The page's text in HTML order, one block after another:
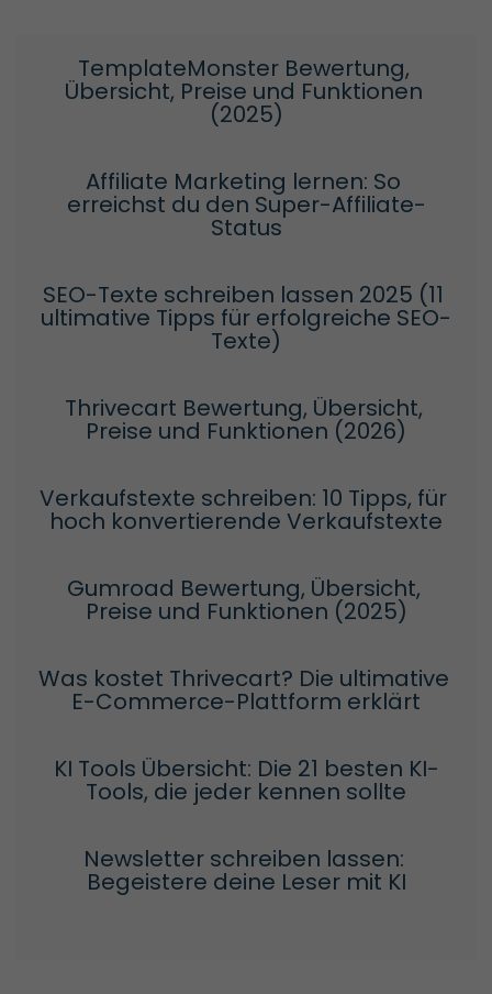
TemplateMonster Bewertung,
Übersicht, Preise und Funktionen
(2025)
Affiliate Marketing lernen: So
erreichst du den Super-Affiliate-
Status
SEO-Texte schreiben lassen 2025 (11
ultimative Tipps für erfolgreiche SEO-
Texte)
Thrivecart Bewertung, Übersicht,
Preise und Funktionen (2026)
Verkaufstexte schreiben: 10 Tipps, für
hoch konvertierende Verkaufstexte
Gumroad Bewertung, Übersicht,
Preise und Funktionen (2025)
Was kostet Thrivecart? Die ultimative
E-Commerce-Plattform erklärt
KI Tools Übersicht: Die 21 besten KI-
Tools, die jeder kennen sollte
Newsletter schreiben lassen:
Begeistere deine Leser mit KI